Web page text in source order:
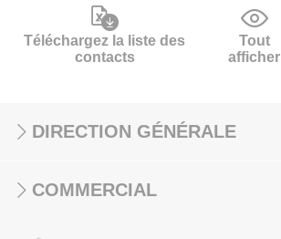
Téléchargez la liste des
contacts
Tout
afficher
DIRECTION GÉNÉRALE
COMMERCIAL